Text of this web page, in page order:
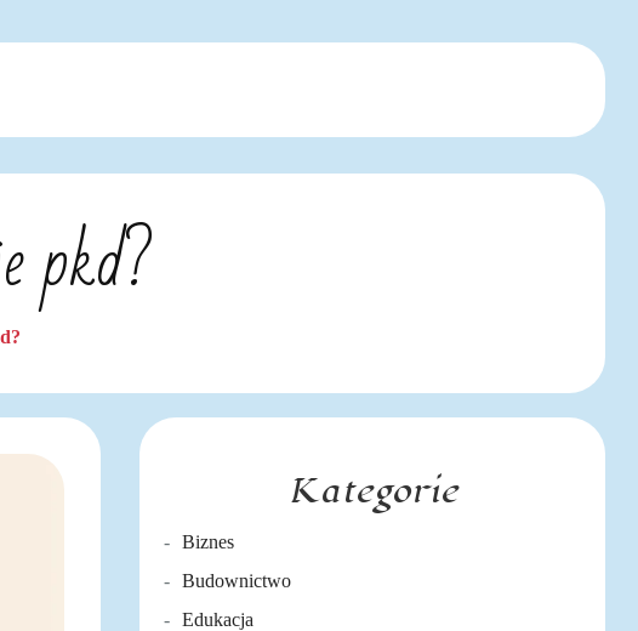
pkd?
Kategorie
Biznes
Budownictwo
Edukacja